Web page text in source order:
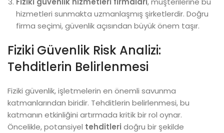
hizmetleri sunmakta uzmanlaşmış şirketlerdir. Doğru
firma seçimi, güvenlik açısından büyük önem taşır.
Fiziki Güvenlik Risk Analizi:
Tehditlerin Belirlenmesi
Fiziki güvenlik, işletmelerin en önemli savunma
katmanlarından biridir. Tehditlerin belirlenmesi, bu
katmanın etkinliğini artırmada kritik bir rol oynar.
Öncelikle, potansiyel tehditleri doğru bir şekilde